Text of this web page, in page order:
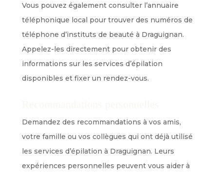
Vous pouvez également consulter l’annuaire
téléphonique local pour trouver des numéros de
téléphone d’instituts de beauté à Draguignan.
Appelez-les directement pour obtenir des
informations sur les services d’épilation
disponibles et fixer un rendez-vous.
Demandez des recommandations à vos amis,
votre famille ou vos collègues qui ont déjà utilisé
les services d’épilation à Draguignan. Leurs
expériences personnelles peuvent vous aider à